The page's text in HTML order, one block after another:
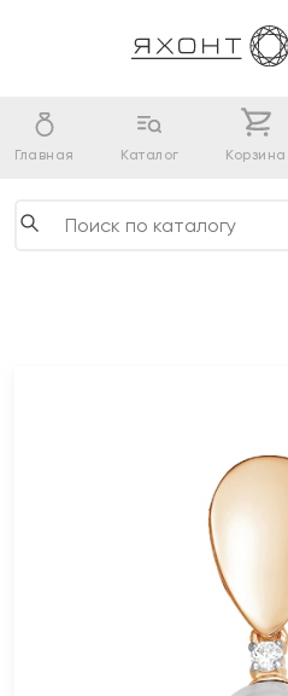
Главная Каталог Корзина